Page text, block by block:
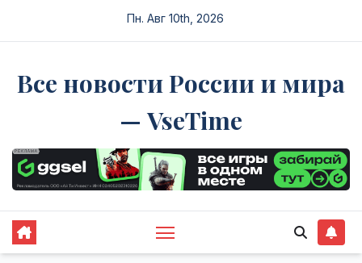
Пн. Авг 10th, 2026
Все новости России и мира
— VseTime